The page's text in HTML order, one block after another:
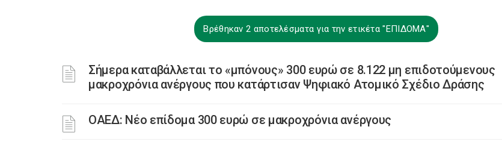
Βρέθηκαν 2 αποτελέσματα για την ετικέτα "ΕΠΙΔΟΜΑ"
Σήμερα καταβάλλεται το «μπόνους» 300 ευρώ σε 8.122 μη επιδοτούμενους
μακροχρόνια ανέργους που κατάρτισαν Ψηφιακό Ατομικό Σχέδιο Δράσης
ΟΑΕΔ: Νέο επίδομα 300 ευρώ σε μακροχρόνια ανέργους